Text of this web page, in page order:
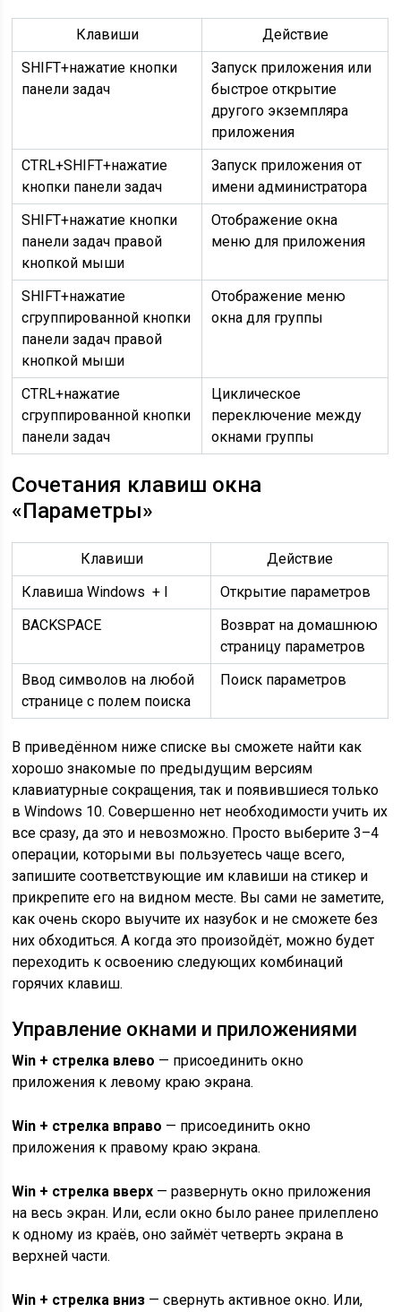
Клавиши
Действие
SHIFT+нажатие кнопки
панели задач
Запуск приложения или
быстрое открытие
другого экземпляра
приложения
CTRL+SHIFT+нажатие
кнопки панели задач
Запуск приложения от
имени администратора
SHIFT+нажатие кнопки
панели задач правой
кнопкой мыши
Отображение окна
меню для приложения
SHIFT+нажатие
сгруппированной кнопки
панели задач правой
кнопкой мыши
Отображение меню
окна для группы
CTRL+нажатие
сгруппированной кнопки
панели задач
Циклическое
переключение между
окнами группы
Сочетания клавиш окна
«Параметры»
Клавиши
Действие
Клавиша Windows + I
Открытие параметров
BACKSPACE
Возврат на домашнюю
страницу параметров
Ввод символов на любой
странице с полем поиска
Поиск параметров
В приведённом ниже списке вы сможете найти как
хорошо знакомые по предыдущим версиям
клавиатурные сокращения, так и появившиеся только
в Windows 10. Совершенно нет необходимости учить их
все сразу, да это и невозможно. Просто выберите 3–4
операции, которыми вы пользуетесь чаще всего,
запишите соответствующие им клавиши на стикер и
прикрепите его на видном месте. Вы сами не заметите,
как очень скоро выучите их назубок и не сможете без
них обходиться. А когда это произойдёт, можно будет
переходить к освоению следующих комбинаций
горячих клавиш.
Управление окнами и приложениями
Win + стрелка влево — присоединить окно
приложения к левому краю экрана.
Win + стрелка вправо — присоединить окно
приложения к правому краю экрана.
Win + стрелка вверх — развернуть окно приложения
на весь экран. Или, если окно было ранее прилеплено
к одному из краёв, оно займёт четверть экрана в
верхней части.
Win + стрелка вниз — свернуть активное окно. Или,